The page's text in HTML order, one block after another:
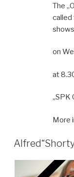
The
called
shows
on
at
„SPK
More